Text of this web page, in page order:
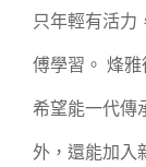
只年輕有活力
傅學習。 烽
希望能一代傳
外，還能加入